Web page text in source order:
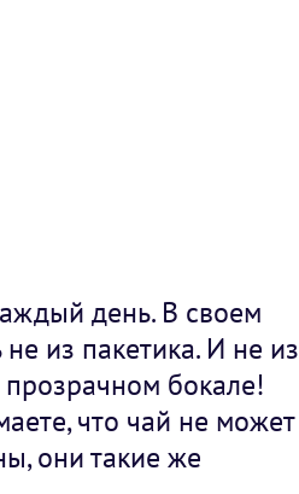
день. В своем
из пакетика. И не из
бокале!
что чай не может
они такие же